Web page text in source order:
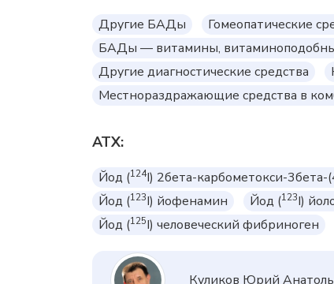
Другие БАДы Гомеопатические
БАДы — витамины,
Другие диагностические средства
Местнораздражающие средства в
АТХ:
Йод (124I) 2бета-карбометокси-
Йод (123I) йофенамин Йод (123I)
Йод (125I) человеческий фибриноген
Куликов Юрий